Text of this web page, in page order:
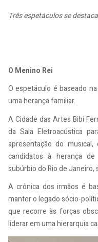
Três espetáculos se
O Menino Rei
O espetáculo é baseado
uma herança familiar.
A Cidade das Artes Bibi
da Sala Eletroacústica
apresentação do
candidatos à herança
subúrbio do Rio de
A crônica dos irmãos é
manter o legado sócio-
que recorre às forças
liderar em uma hierarquia